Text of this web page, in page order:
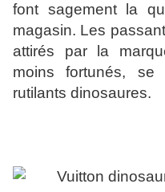
font sagement la
magasin. Les
attirés par la
moins fortunés, se
rutilants dinosaures.